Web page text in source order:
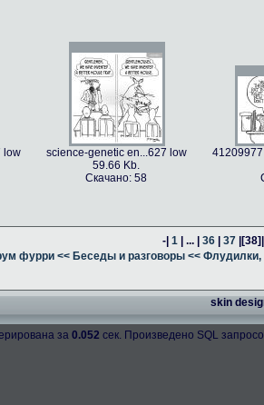
low
science-genetic en...627 low
59.66 Kb.
Скачано: 58
-| 1 | ... | 36 | 37 |[38]
фурри << Беседы и разговоры << Флудилки,
skin
за 0.052 сек. Произведено SQL